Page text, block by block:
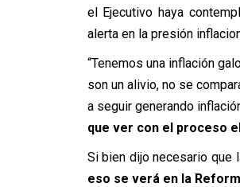
el Ejecutivo haya
alerta en la presión
“Tenemos una inflación
son un alivio, no se
a seguir generando
que ver con el proceso
Si bien dijo necesario que
eso se verá en la